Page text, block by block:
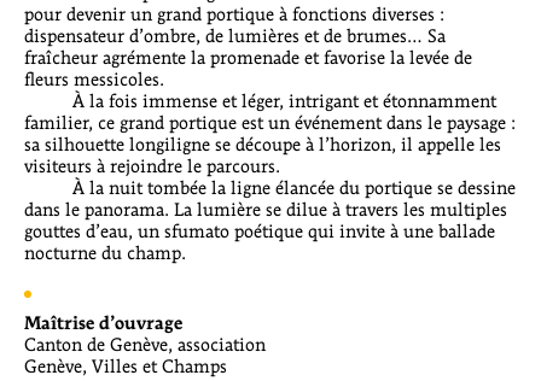
pour devenir un grand portique à fonctions diverses :
dispensateur d’ombre, de lumières et de brumes… Sa
fraîcheur agrémente la promenade et favorise la levée de
fleurs messicoles.
À la fois immense et léger, intrigant et étonnamment
familier, ce grand portique est un événement dans le paysage :
sa silhouette longiligne se découpe à l’horizon, il appelle les
visiteurs à rejoindre le parcours.
À la nuit tombée la ligne élancée du portique se dessine
dans le panorama. La lumière se dilue à travers les multiples
gouttes d’eau, un sfumato poétique qui invite à une ballade
nocturne du champ.
Maîtrise d’ouvrage
Canton de Genève, association
Genève, Villes et Champs